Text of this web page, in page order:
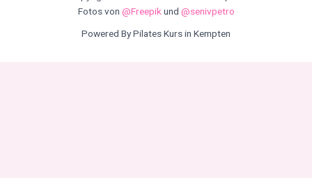
Fotos von @Freepikund @senivpetro
Powered By Pilates Kurs in Kempten